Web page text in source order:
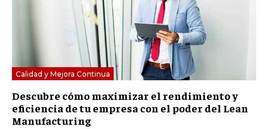
Calidad y Mejora Continua
Descubre cómo maximizar el rendimiento y
eficiencia de tu empresa con el poder del Lean
Manufacturing